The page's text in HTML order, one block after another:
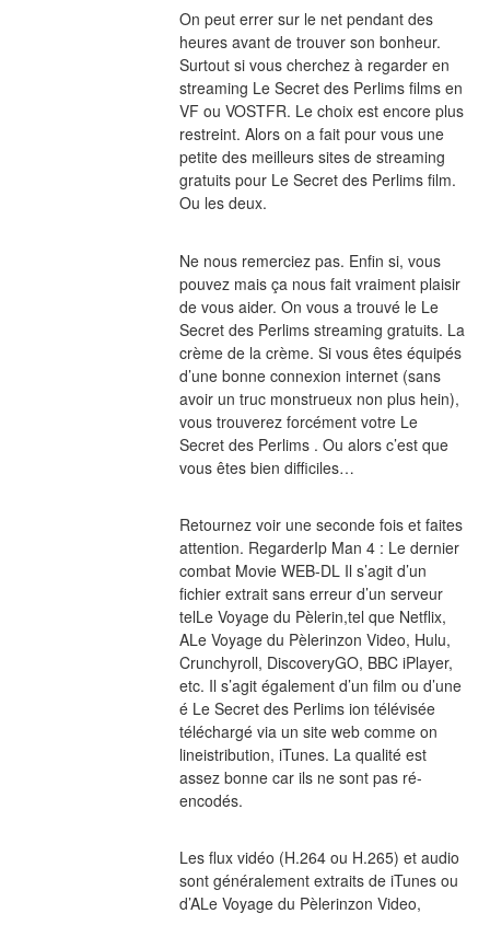
On peut errer sur le net pendant des
heures avant de trouver son bonheur.
Surtout si vous cherchez à regarder en
streaming Le Secret des Perlims films en
VF ou VOSTFR. Le choix est encore plus
restreint. Alors on a fait pour vous une
petite des meilleurs sites de streaming
gratuits pour Le Secret des Perlims film.
Ou les deux.
Ne nous remerciez pas. Enfin si, vous
pouvez mais ça nous fait vraiment plaisir
de vous aider. On vous a trouvé le Le
Secret des Perlims streaming gratuits. La
crème de la crème. Si vous êtes équipés
d’une bonne connexion internet (sans
avoir un truc monstrueux non plus hein),
vous trouverez forcément votre Le
Secret des Perlims . Ou alors c’est que
vous êtes bien difficiles…
Retournez voir une seconde fois et faites
attention. RegarderIp Man 4 : Le dernier
combat Movie WEB-DL Il s’agit d’un
fichier extrait sans erreur d’un serveur
telLe Voyage du Pèlerin,tel que Netflix,
ALe Voyage du Pèlerinzon Video, Hulu,
Crunchyroll, DiscoveryGO, BBC iPlayer,
etc. Il s’agit également d’un film ou d’une
é Le Secret des Perlims ion télévisée
téléchargé via un site web comme on
lineistribution, iTunes. La qualité est
assez bonne car ils ne sont pas ré-
encodés.
Les flux vidéo (H.264 ou H.265) et audio
sont généralement extraits de iTunes ou
d’ALe Voyage du Pèlerinzon Video,